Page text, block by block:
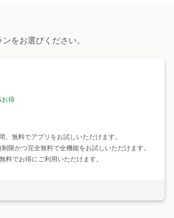
をお選びください。
得
、無料でアプリをお試しいただけます。
限かつ完全無料で全機能をお試しいただけます。
料でお得にご利用いただけます。